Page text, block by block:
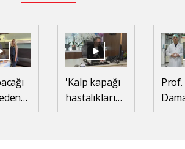
'Kalp kapağı
hastalıklarını
ameliyatsız
Prof.